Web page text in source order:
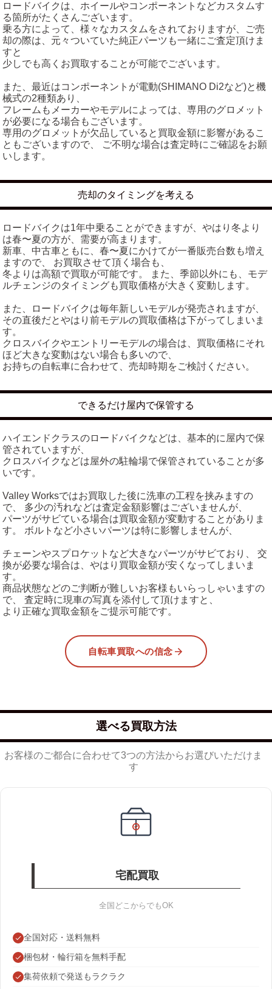
ロードバイクは、ホイールやコンポーネントなどカスタムす
る箇所がたくさんございます。
乗る方によって、様々なカスタムをされておりますが、ご売
却の際は、元々ついていた純正パーツも一緒にご査定頂けま
すと
少しでも高くお買取することが可能でございます。
また、最近はコンポーネントが電動(SHIMANO Di2など)と機
械式の2種類あり、
フレームもメーカーやモデルによっては、専用のグロメット
が必要になる場合もございます。
専用のグロメットが欠品していると買取金額に影響があるこ
ともございますので、 ご不明な場合は査定時にご確認をお願
いします。
売却のタイミングを考える
ロードバイクは1年中乗ることができますが、やはり冬より
は春〜夏の方が、需要が高まります。
新車、中古車ともに、春〜夏にかけてが一番販売台数も増え
ますので、 お買取させて頂く場合も、
冬よりは高額で買取が可能です。 また、季節以外にも、モデ
ルチェンジのタイミングも買取価格が大きく変動します。
また、ロードバイクは毎年新しいモデルが発売されますが、
その直後だとやはり前モデルの買取価格は下がってしまいま
す。
クロスバイクやエントリーモデルの場合は、買取価格にそれ
ほど大きな変動はない場合も多いので、
お持ちの自転車に合わせて、売却時期をご検討ください。
できるだけ屋内で保管する
ハイエンドクラスのロードバイクなどは、基本的に屋内で保
管されていますが、
クロスバイクなどは屋外の駐輪場で保管されていることが多
いです。
Valley Worksではお買取した後に洗車の工程を挟みますの
で、 多少の汚れなどは査定金額影響はございませんが、
パーツがサビている場合は買取金額が変動することがありま
す。 ボルトなど小さいパーツは特に影響しませんが、
チェーンやスプロケットなど大きなパーツがサビており、 交
換が必要な場合は、やはり買取金額が安くなってしまいま
す。
商品状態などのご判断が難しいお客様もいらっしゃいますの
で、 査定時に現車の写真を添付して頂けますと、
より正確な買取金額をご提示可能です。
自転車買取への信念
選べる買取方法
お客様のご都合に合わせて3つの方法からお選びいただけま
す
宅配買取
全国どこからでもOK
全国対応・送料無料
梱包材・輪行箱を無料手配
集荷依頼で発送もラクラク